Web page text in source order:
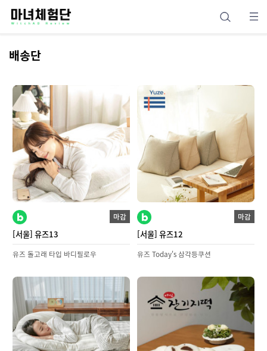
배송단
마감
[서울] 유즈13
유즈 돌고래 타입 바디필로우
마감
[서울] 유즈12
유즈 Today's 삼각등쿠션